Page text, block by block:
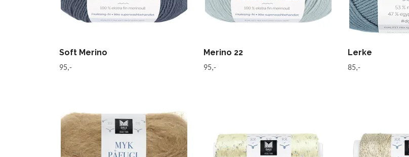
Soft Merino
95,-
Merino 22
95,-
Lerke
85,-